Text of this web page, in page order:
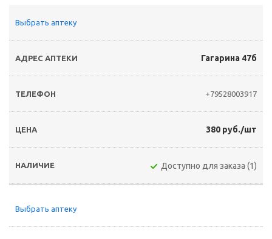
Выбрать аптеку
Гагарина 47б
+79528003917
380 руб./шт
Доступно для заказа (1)
Выбрать аптеку